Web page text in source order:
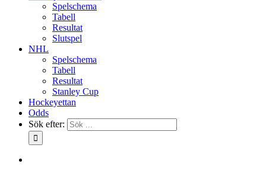
Spelschema
Tabell
Resultat
Slutspel
NHL
Spelschema
Tabell
Resultat
Stanley Cup
Hockeyettan
Odds
Sök efter: